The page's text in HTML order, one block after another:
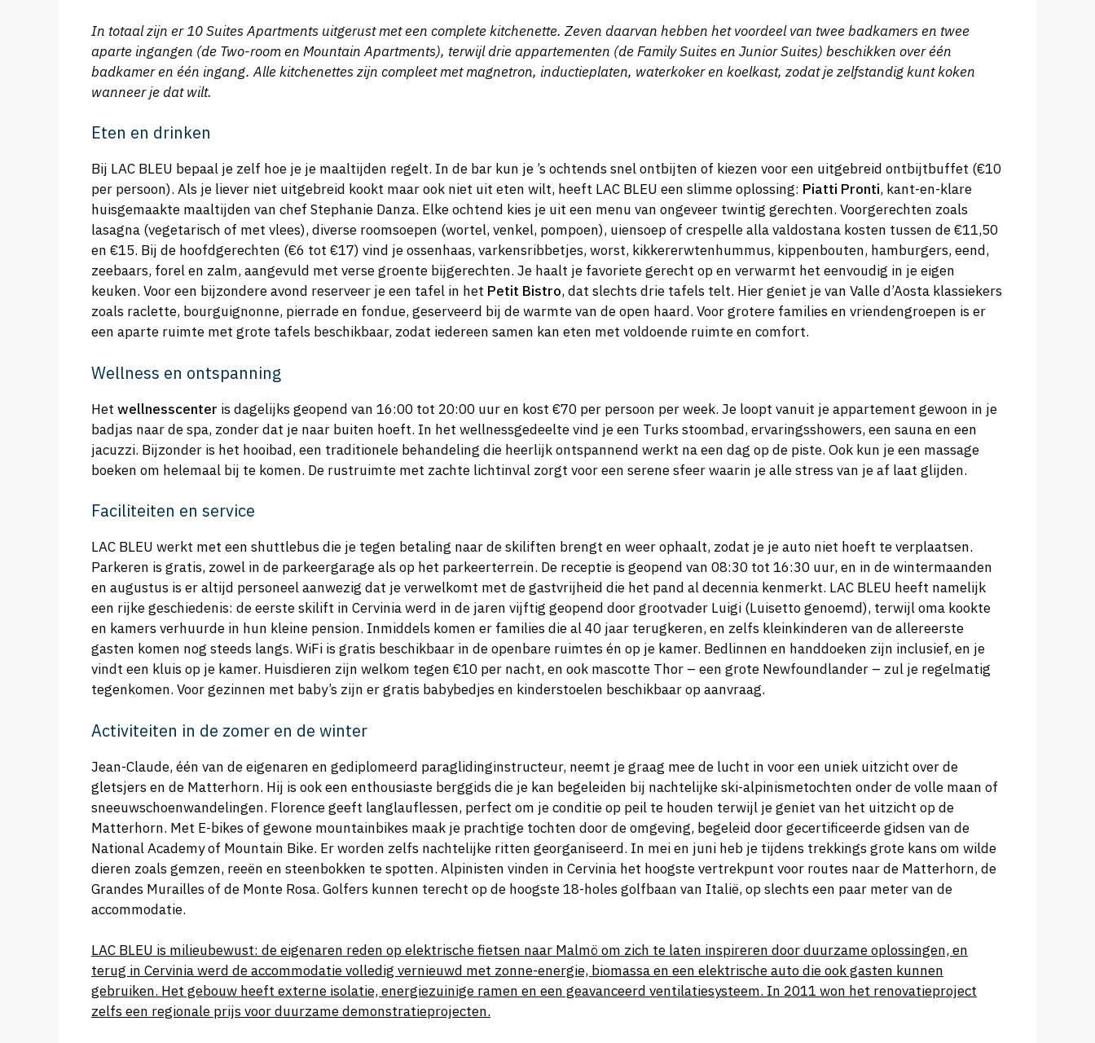
In totaal zijn er 10 Suites Apartments uitgerust met een complete kitchenette. Zeven daarvan hebben het voordeel van twee badkamers en twee
aparte ingangen (de Two-room en Mountain Apartments), terwijl drie appartementen (de Family Suites en Junior Suites) beschikken over één
badkamer en één ingang. Alle kitchenettes zijn compleet met magnetron, inductieplaten, waterkoker en koelkast, zodat je zelfstandig kunt koken
wanneer je dat wilt.
Eten en drinken
Bij LAC BLEU bepaal je zelf hoe je je maaltijden regelt. In de bar kun je ’s ochtends snel ontbijten of kiezen voor een uitgebreid ontbijtbuffet (€10
per persoon). Als je liever niet uitgebreid kookt maar ook niet uit eten wilt, heeft LAC BLEU een slimme oplossing: Piatti Pronti, kant-en-klare
huisgemaakte maaltijden van chef Stephanie Danza. Elke ochtend kies je uit een menu van ongeveer twintig gerechten. Voorgerechten zoals
lasagna (vegetarisch of met vlees), diverse roomsoepen (wortel, venkel, pompoen), uiensoep of crespelle alla valdostana kosten tussen de €11,50
en €15. Bij de hoofdgerechten (€6 tot €17) vind je ossenhaas, varkensribbetjes, worst, kikkererwtenhummus, kippenbouten, hamburgers, eend,
zeebaars, forel en zalm, aangevuld met verse groente bijgerechten. Je haalt je favoriete gerecht op en verwarmt het eenvoudig in je eigen
keuken. Voor een bijzondere avond reserveer je een tafel in het Petit Bistro, dat slechts drie tafels telt. Hier geniet je van Valle d’Aosta klassiekers
zoals raclette, bourguignonne, pierrade en fondue, geserveerd bij de warmte van de open haard. Voor grotere families en vriendengroepen is er
een aparte ruimte met grote tafels beschikbaar, zodat iedereen samen kan eten met voldoende ruimte en comfort.
Wellness en ontspanning
Het wellnesscenter is dagelijks geopend van 16:00 tot 20:00 uur en kost €70 per persoon per week. Je loopt vanuit je appartement gewoon in je
badjas naar de spa, zonder dat je naar buiten hoeft. In het wellnessgedeelte vind je een Turks stoombad, ervaringsshowers, een sauna en een
jacuzzi. Bijzonder is het hooibad, een traditionele behandeling die heerlijk ontspannend werkt na een dag op de piste. Ook kun je een massage
boeken om helemaal bij te komen. De rustruimte met zachte lichtinval zorgt voor een serene sfeer waarin je alle stress van je af laat glijden.
Faciliteiten en service
LAC BLEU werkt met een shuttlebus die je tegen betaling naar de skiliften brengt en weer ophaalt, zodat je je auto niet hoeft te verplaatsen.
Parkeren is gratis, zowel in de parkeergarage als op het parkeerterrein. De receptie is geopend van 08:30 tot 16:30 uur, en in de wintermaanden
en augustus is er altijd personeel aanwezig dat je verwelkomt met de gastvrijheid die het pand al decennia kenmerkt. LAC BLEU heeft namelijk
een rijke geschiedenis: de eerste skilift in Cervinia werd in de jaren vijftig geopend door grootvader Luigi (Luisetto genoemd), terwijl oma kookte
en kamers verhuurde in hun kleine pension. Inmiddels komen er families die al 40 jaar terugkeren, en zelfs kleinkinderen van de allereerste
gasten komen nog steeds langs. WiFi is gratis beschikbaar in de openbare ruimtes én op je kamer. Bedlinnen en handdoeken zijn inclusief, en je
vindt een kluis op je kamer. Huisdieren zijn welkom tegen €10 per nacht, en ook mascotte Thor – een grote Newfoundlander – zul je regelmatig
tegenkomen. Voor gezinnen met baby’s zijn er gratis babybedjes en kinderstoelen beschikbaar op aanvraag.
Activiteiten in de zomer en de winter
Jean-Claude, één van de eigenaren en gediplomeerd paraglidinginstructeur, neemt je graag mee de lucht in voor een uniek uitzicht over de
gletsjers en de Matterhorn. Hij is ook een enthousiaste berggids die je kan begeleiden bij nachtelijke ski-alpinismetochten onder de volle maan of
sneeuwschoenwandelingen. Florence geeft langlauflessen, perfect om je conditie op peil te houden terwijl je geniet van het uitzicht op de
Matterhorn. Met E-bikes of gewone mountainbikes maak je prachtige tochten door de omgeving, begeleid door gecertificeerde gidsen van de
National Academy of Mountain Bike. Er worden zelfs nachtelijke ritten georganiseerd. In mei en juni heb je tijdens trekkings grote kans om wilde
dieren zoals gemzen, reeën en steenbokken te spotten. Alpinisten vinden in Cervinia het hoogste vertrekpunt voor routes naar de Matterhorn, de
Grandes Murailles of de Monte Rosa. Golfers kunnen terecht op de hoogste 18-holes golfbaan van Italië, op slechts een paar meter van de
accommodatie.
LAC BLEU is milieubewust: de eigenaren reden op elektrische fietsen naar Malmö om zich te laten inspireren door duurzame oplossingen, en
terug in Cervinia werd de accommodatie volledig vernieuwd met zonne-energie, biomassa en een elektrische auto die ook gasten kunnen
gebruiken. Het gebouw heeft externe isolatie, energiezuinige ramen en een geavanceerd ventilatiesysteem. In 2011 won het renovatieproject
zelfs een regionale prijs voor duurzame demonstratieprojecten.